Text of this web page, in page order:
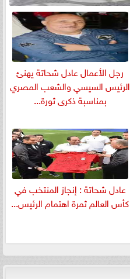
رجل الأعمال عادل شحاتة يهنئ
الرئيس السيسي والشعب المصري
بمناسبة ذكرى ثورة...
عادل شحاتة : إنجاز المنتخب في
كأس العالم ثمرة اهتمام الرئيس...